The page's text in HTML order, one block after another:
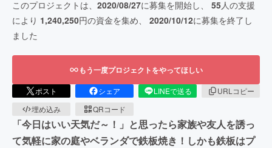
このプロジェクトは、 2020/08/27に募集を開始し、 55人の支援
により 1,240,250円の資金を集め、 2020/10/12に募集を終了し
ました
もう一度プロジェクトをやってほしい
ポスト シェア LINEで送る
URLコピー
埋め込み
QRコード
「今日はいい天気だ～！」と思ったら家族や友人を誘っ
て気軽に家の庭やベランダで鉄板焼き！しかも鉄板はプ